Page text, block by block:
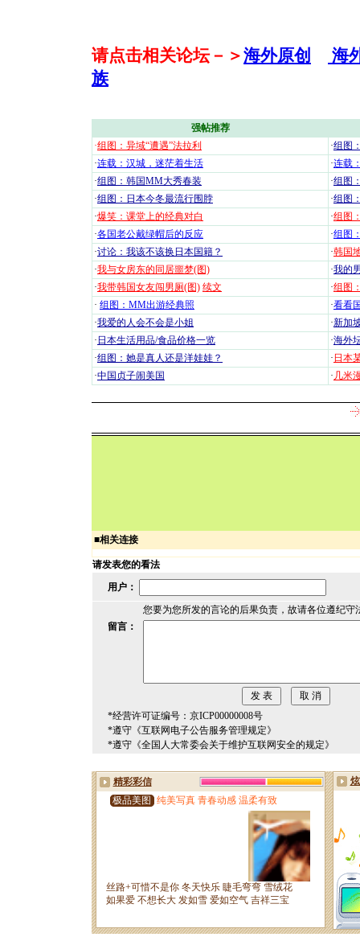
请点击相关论坛－＞海外原创
海
族
强帖推荐
·组图：异域“遭遇”法拉利 ·组图
·连载：汉城，迷茫着生活 ·连载
·组图：韩国MM大秀春装 ·组图
·组图：日本今冬最流行围脖 ·组图
·爆笑：课堂上的经典对白 ·组图
·各国老公戴绿帽后的反应 ·组图
·讨论：我该不该换日本国籍？ ·韩国
·我与女房东的同居噩梦(图) ·我的
·我带韩国女友闯男厕(图) 续文 ·组图
· 组图：MM出游经典照 ·看看
·我爱的人会不会是小姐 ·新加
· 日本生活用品/食品价格一览 ·海外
·组图：她是真人还是洋娃娃？ · 日本
·中国贞子闹美国 · 几米
■相关连接
请发表您的看法
用户：
您要为您所发的言论的后果负责，故请各位遵纪守
留言：
*经营许可证编号：京ICP00000008号
*遵守《互联网电子公告服务管理规定》
*遵守《全国人大常委会关于维护互联网安全的规定》